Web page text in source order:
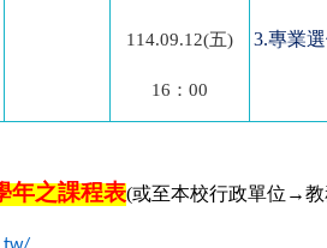
114.09.12(五)
16 ：00
3.專業選
年之課程表(或至本校行政單位 →